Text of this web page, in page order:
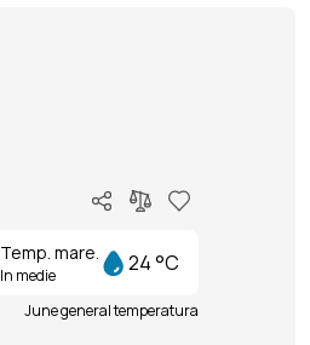
Temp. mare.
In medie 24 °C
June general temperatura